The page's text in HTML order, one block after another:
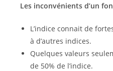
Les inconvénients d’un
L’indice connait de
à d’autres indices.
Quelques valeurs
de 50% de l’indice.